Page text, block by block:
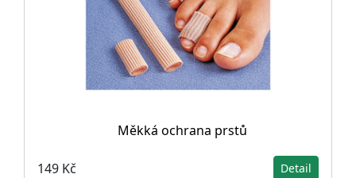
Měkká ochrana prstů
149 Kč Detail